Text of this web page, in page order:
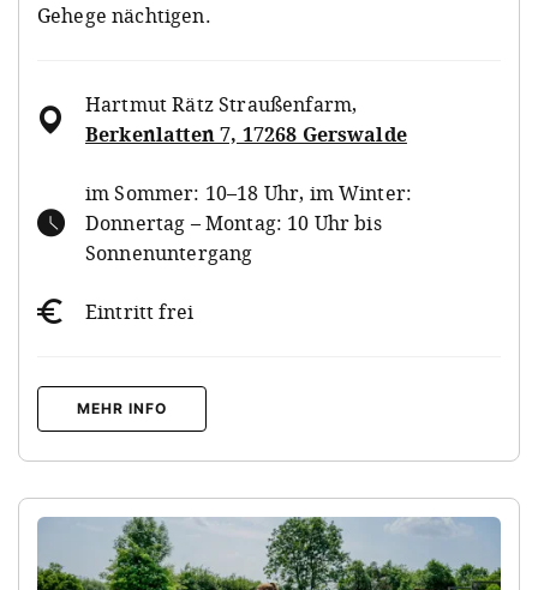
Gehege nächtigen.
Hartmut Rätz Straußenfarm,
Berkenlatten 7, 17268 Gerswalde
im Sommer: 10–18 Uhr, im Winter:
Donnertag – Montag: 10 Uhr bis
Sonnenuntergang
Eintritt frei
MEHR INFO